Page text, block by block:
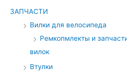
ЗАПЧАСТИ
Вилки для велосипеда
Ремкопмлекты и
вилок
Втулки